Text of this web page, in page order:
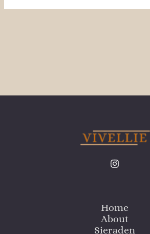
Home
About
Sieraden